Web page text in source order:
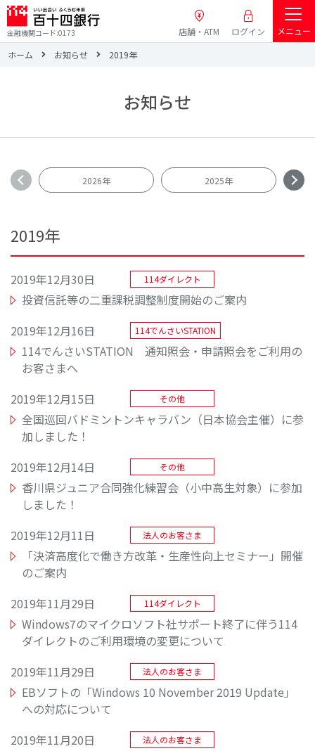
金融機関コード:0173 店舗・ATM ログイン
メニュー
ホーム
お知らせ 2019年
お知らせ
2026年 2025年
2019年
2019年12月30日 114ダイレクト
投資信託等の二重課税調整制度開始のご案内
2019年12月16日
114でんさいSTATION
114でんさいSTATION 通知照会・申請照会をご利用の
お客さまへ
2019年12月15日
その他
全国巡回バドミントンキャラバン（日本協会主催）に参
加しました！
2019年12月14日
その他
香川県ジュニア合同強化練習会（小中高生対象）に参加
しました！
2019年12月11日
法人のお客さま
「決済高度化で働き方改革・生産性向上セミナー」開催
のご案内
2019年11月29日
114ダイレクト
Windows7のマイクロソフト社サポート終了に伴う114
ダイレクトのご利用環境の変更について
2019年11月29日
法人のお客さま
EBソフトの「Windows 10 November 2019 Update」
への対応について
2019年11月20日
法人のお客さま